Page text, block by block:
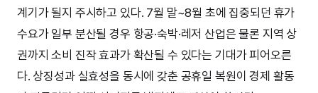
계기가 될지 주시하고 있다. 7월 말~8월 초에 집중되던 휴가
수요가 일부 분산될 경우 항공·숙박·레저 산업은 물론 지역 상
권까지 소비 진작 효과가 확산될 수 있다는 기대가 피어오른
다. 상징성과 실효성을 동시에 갖춘 공휴일 복원이 경제 활동